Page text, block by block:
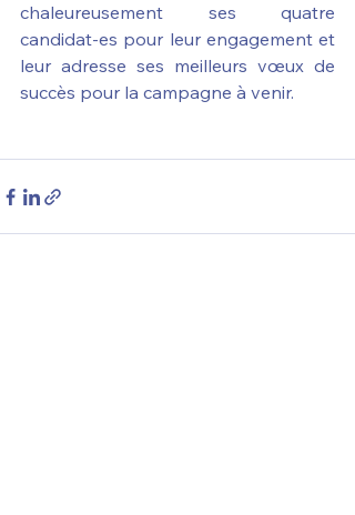
chaleureusement ses quatre
candidat-es pour leur engagement et
leur adresse ses meilleurs vœux de
succès pour la campagne à venir.